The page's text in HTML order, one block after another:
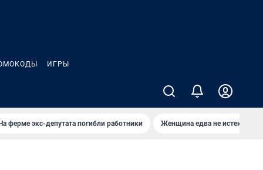
ИГРЫ
ферме экс-депутата погибли работники Женщина едва не истекла